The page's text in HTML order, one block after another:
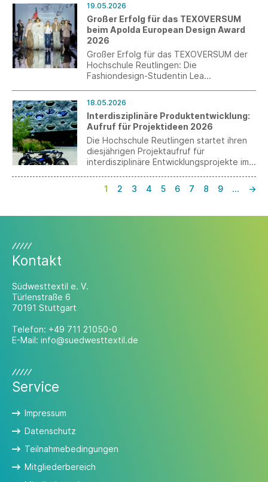
gehen an die von der OLYMP-Bezner-
Stiftung geförderten Projekte für Kinder
und Jugendliche.
19.05.2026
Großer Erfolg für das TEXOVERSUM
beim Apolda European Design Award
2026
Großer Erfolg für das TEXOVERSUM der
Hochschule Reutlingen: Die
Fashiondesign-Studentin Lea
Design, wurde beim Apolda European
Design Award 2026 mit dem 3. Platz
ausgezeichnet.
18.05.2026
Interdisziplinäre Produktentwicklung:
Aufruf für Projektideen 2026
Die Hochschule Reutlingen startet ihren
diesjährigen Projektaufruf für
interdisziplinäre Entwicklungsprojekte im
„Interdisziplinäre Produktentwicklung“.
Gesucht werden Unternehmen,
Studierende mit aktuellen
1 2 3 4 5 6 7 8 9 … →
Kontakt
Südwesttextil e. V.
Türlenstraße 6
70191 Stuttgart
Telefon: +49 711 21050-0
E-Mail: info@suedwesttextil.de
Service
Impressum
Datenschutz
Teilnahmebedingungen
Mitgliederbereich